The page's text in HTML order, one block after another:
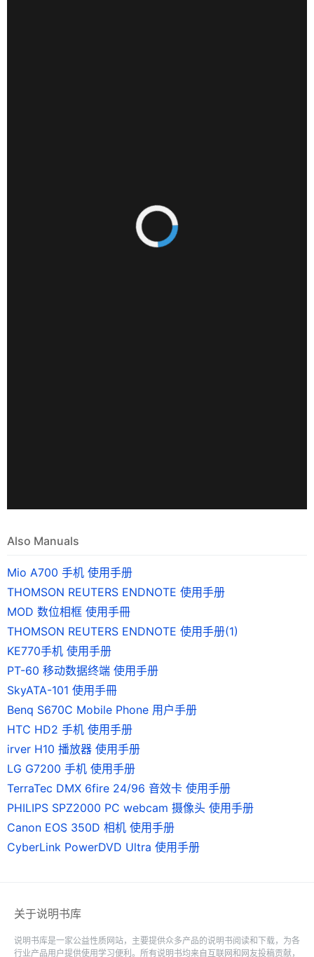
Also Manuals
Mio A700 手机 使用手册
THOMSON REUTERS ENDNOTE 使用手册
MOD 数位相框 使用手冊
THOMSON REUTERS ENDNOTE 使用手册(1)
KE770手机 使用手册
PT-60 移动数据终端 使用手册
SkyATA-101 使用手冊
Benq S670C Mobile Phone 用户手册
HTC HD2 手机 使用手册
irver H10 播放器 使用手册
LG G7200 手机 使用手册
TerraTec DMX 6fire 24/96 音效卡 使用手册
PHILIPS SPZ2000 PC webcam 摄像头 使用手册
Canon EOS 350D 相机 使用手册
CyberLink PowerDVD Ultra 使用手册
关于说明书库
说明书库是一家公益性质网站，主要提供众多产品的说明书阅读和下载，为各
行业产品用户提供使用学习便利。所有说明书均来自互联网和网友投稿贡献，